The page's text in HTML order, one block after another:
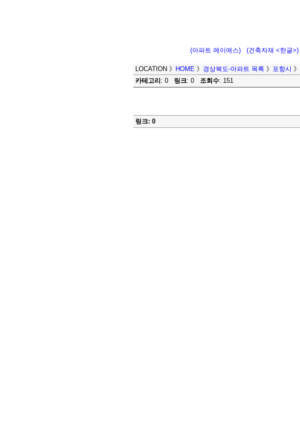
(아파트 에이에스) (건축자재 <한글>)
LOCATION 》 HOME 》 경상북도-아파트 목록 》 포항시 》
카테고리 : 0 링크: 0 조회수: 151
링크: 0